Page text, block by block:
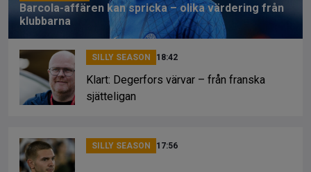
Barcola-affären kan spricka – olika värdering från
klubbarna
SILLY SEASON 18:42
Klart: Degerfors värvar – från franska
sjätteligan
SILLY SEASON 17:56